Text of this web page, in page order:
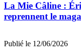
La Mie Câline :
reprennent le
Publié le 12/06/2026